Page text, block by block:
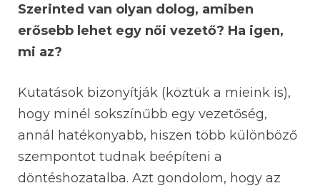
Szerinted van olyan dolog, amiben
erősebb lehet egy női vezető? Ha igen,
mi az?
Kutatások bizonyítják (köztük a mieink is),
hogy minél sokszínűbb egy vezetőség,
annál hatékonyabb, hiszen több különböző
szempontot tudnak beépíteni a
döntéshozatalba. Azt gondolom, hogy az